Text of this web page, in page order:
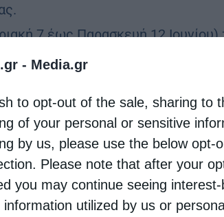
- Media.gr
to opt-out of the sale, sharing to
of your personal or sensitive
by us, please use the below opt-
Please note that after your
you may continue seeing
information utilized by us or
7 έως Παρασκευή 12 Ιουνίου)
Συνέντευξης Τύπου που
Αλμυρού και πρόεδρος του
«Μαγνήτων Κιβωτός για τη
των συντελεστών της
στις εκδηλώσεις της Ναυτικής
αφιερωμένες στο Μεσολόγγι με